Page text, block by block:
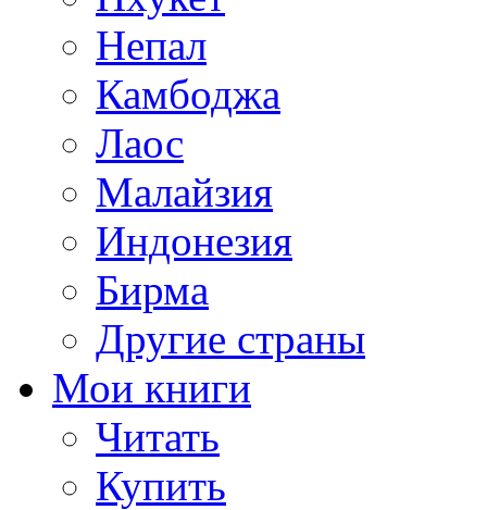
Непал
Камбоджа
Лаос
Малайзия
Индонезия
Бирма
Другие страны
Мои книги
Читать
Купить